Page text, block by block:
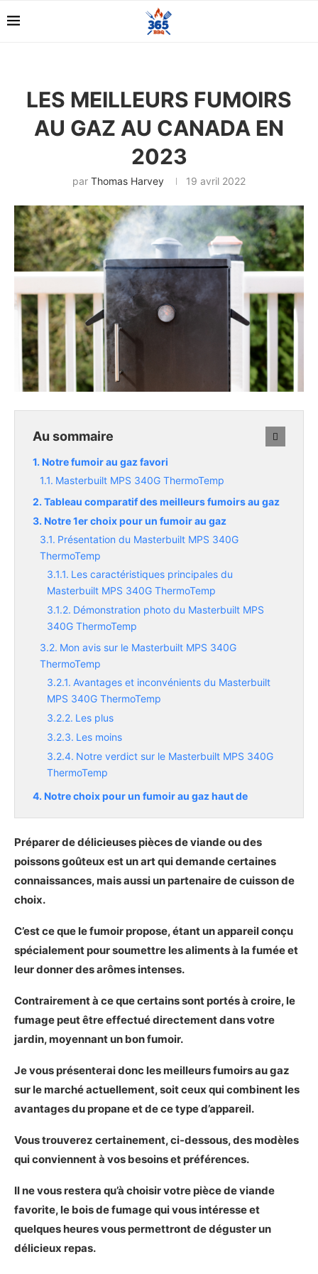
LES MEILLEURS FUMOIRS
AU GAZ AU CANADA EN
2023
par Thomas Harvey 19 avril 2022
Au sommaire
Notre fumoir au gaz favori
Masterbuilt MPS 340G ThermoTemp
Tableau comparatif des meilleurs fumoirs au gaz
Notre 1er choix pour un fumoir au gaz
Présentation du Masterbuilt MPS 340G
ThermoTemp
Les caractéristiques principales du
Masterbuilt MPS 340G ThermoTemp
Démonstration photo du Masterbuilt MPS
340G ThermoTemp
Mon avis sur le Masterbuilt MPS 340G
ThermoTemp
Avantages et inconvénients du Masterbuilt
MPS 340G ThermoTemp
Les plus
Les moins
Notre verdict sur le Masterbuilt MPS 340G
ThermoTemp
Notre choix pour un fumoir au gaz haut de
Les caractéristiques principales du Broil King
923617
Démonstration photo du Broil King 923617
Avantages et inconvénients du Broil King
923617
Les plus
Notre verdict sur le Broil King 923617
Notre choix pour un fumoir au gaz à petit budget
Présentation du Masterbuilt MB26050412
Masterbuilt MB26050412
Démonstration photo du Masterbuilt
MB26050412
MB26050412
Les plus
Les moins
Notre verdict sur le Masterbuilt
Préparer de délicieuses pièces de viande ou des
poissons goûteux est un art qui demande certaines
connaissances, mais aussi un partenaire de cuisson de
choix.
C’est ce que le fumoir propose, étant un appareil conçu
spécialement pour soumettre les aliments à la fumée et
leur donner des arômes intenses.
Contrairement à ce que certains sont portés à croire, le
fumage peut être effectué directement dans votre
jardin, moyennant un bon fumoir.
Je vous présenterai donc les meilleurs fumoirs au gaz
sur le marché actuellement, soit ceux qui combinent les
avantages du propane et de ce type d’appareil.
Vous trouverez certainement, ci-dessous, des modèles
qui conviennent à vos besoins et préférences.
Il ne vous restera qu’à choisir votre pièce de viande
favorite, le bois de fumage qui vous intéresse et
quelques heures vous permettront de déguster un
délicieux repas.